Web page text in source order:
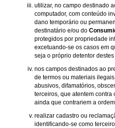
utilizar, no campo destinado
computador, com conteúdo
dano temporário ou
destinatário e/ou do
protegidos por propriedade
excetuando-se os casos em
seja o próprio detentor
nos campos destinados ao
de termos ou materiais
abusivos, difamatórios,
terceiros, que atentem contra
ainda que contrariem a
realizar cadastro ou
identificando-se como